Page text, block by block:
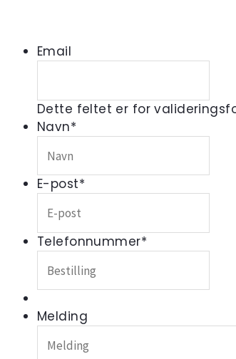
Email
Dette feltet er for
Navn*
E-post*
Telefonnummer*
Melding